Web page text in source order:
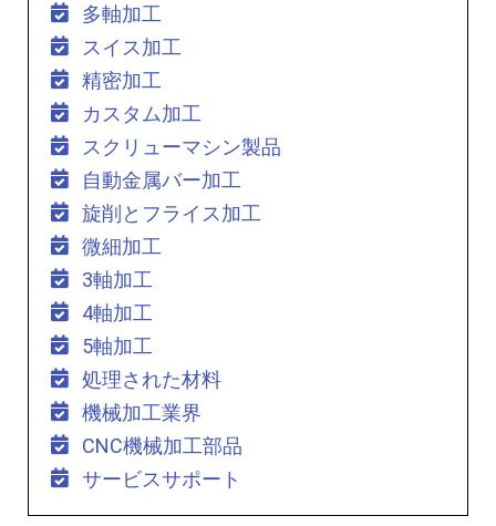
多軸加工
スイス加工
精密加工
カスタム加工
スクリューマシン製品
自動金属バー加工
旋削とフライス加工
微細加工
3軸加工
4軸加工
5軸加工
処理された材料
機械加工業界
CNC機械加工部品
サービスサポート